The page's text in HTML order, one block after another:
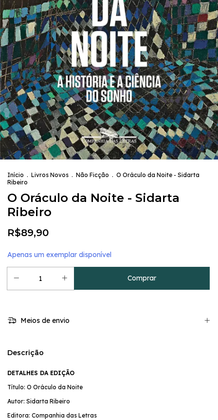
Início . Livros Novos . Não Ficção . O Oráculo da Noite - Sidarta
Ribeiro
O Oráculo da Noite - Sidarta
Ribeiro
R$89,90
Apenas um exemplar disponível
Meios de envio
Descrição
DETALHES DA EDIÇÃO
Título: O Oráculo da Noite
Autor: Sidarta Ribeiro
Editora: Companhia das Letras